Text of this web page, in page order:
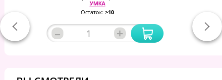
УМКА
Остаток: >10
– +